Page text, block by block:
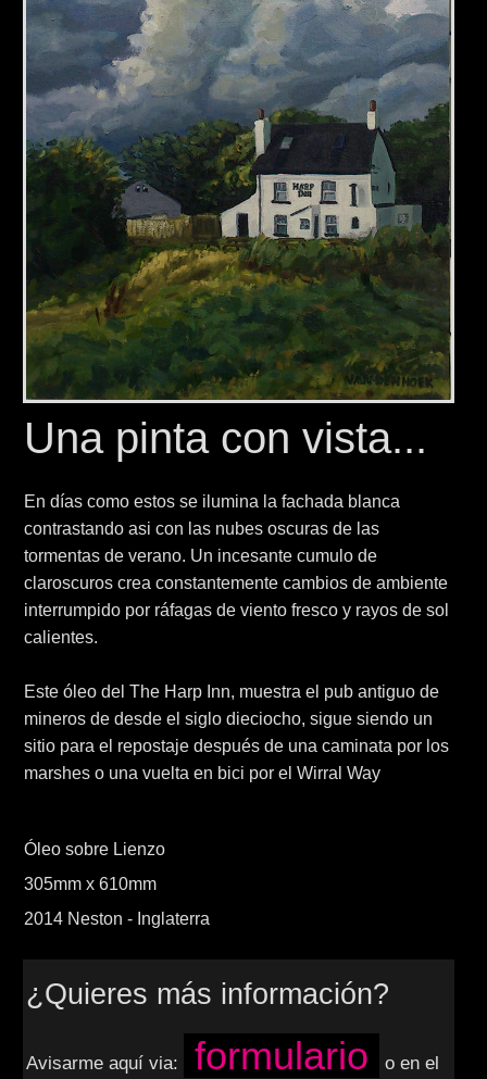
Una pinta con vista...
En días como estos se ilumina la fachada blanca
contrastando asi con las nubes oscuras de las
tormentas de verano. Un incesante cumulo de
claroscuros crea constantemente cambios de ambiente
interrumpido por ráfagas de viento fresco y rayos de sol
calientes.
Este óleo del The Harp Inn, muestra el pub antiguo de
mineros de desde el siglo dieciocho, sigue siendo un
sitio para el repostaje después de una caminata por los
marshes o una vuelta en bici por el Wirral Way
Óleo sobre Lienzo
305mm x 610mm
2014 Neston - Inglaterra
¿Quieres más información?
Avisarme aquí via: formulario
o en el